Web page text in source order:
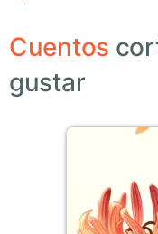
Cuentos
gustar